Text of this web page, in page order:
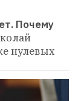
Почему
нулевых